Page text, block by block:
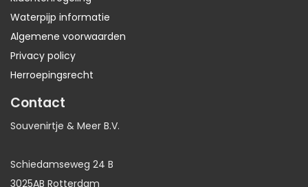
Waterpijp informatie
Algemene voorwaarden
Privacy policy
Herroepingsrecht
Contact
Souvenirtje & Meer B.V.
Schiedamseweg 24 B
3025AB Rotterdam